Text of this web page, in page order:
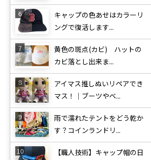
キャップの色あせはカラーリ
ングで復活します...
黄色の斑点(カビ) ハットの
カビ落とし出来ま...
アイマス推しぬいリペアでき
マス！｜ブーツやベ...
雨で濡れたテントをどう乾か
す？コインランドリ...
【職人技術】キャップ帽の日